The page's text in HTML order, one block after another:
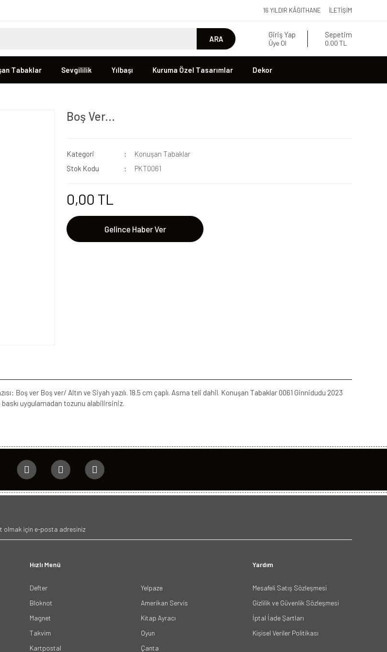
16 YILDIR KÂĞITHANE İLETIŞIM
ARA Giriş Yap
Üye Ol
Sepetim
0.00 TL
Tabaklar Sevgililik Yılbaşı Kuruma Özel Tasarımlar Dekor
Boş Ver...
Kategori
Konuşan Tabaklar
Stok Kodu
PKT0061
0,00 TL
Gelince Haber Ver
Boş ver Boş ver/ Altın ve Siyah yazılı. 18.5 cm çaplı. Asma teli dahil. Konuşan Tabaklar 0061 Ginnidudu 2023
uygulamadan tozunu alabilirsiniz.
Hızlı Menü
Defter
Bloknot
Magnet
Takvim
Kartpostal
Yelpaze
Amerikan Servis
Kitap Ayracı
Oyun
Çanta
Yardım
Mesafeli Satış Sözleşmesi
Gizlilik ve Güvenlik Sözleşmesi
İptal İade Şartları
Kişisel Veriler Politikası